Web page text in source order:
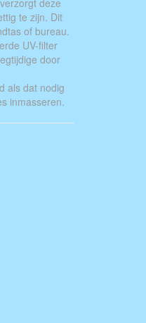
deze
te zijn. Dit
of bureau.
UV-filter
door
als dat nodig
inmasseren.